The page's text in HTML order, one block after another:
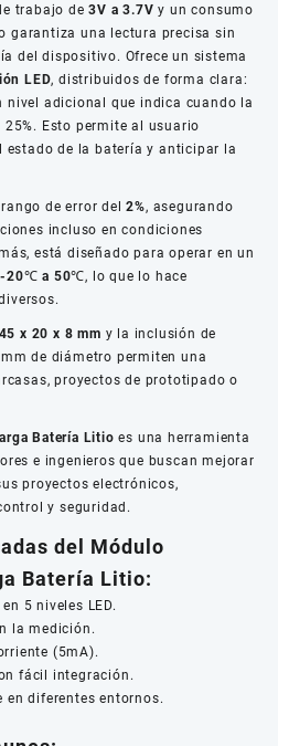
trabajo de3V a 3.7V y un consumo
garantiza una lectura precisa sin
del dispositivo. Ofrece un sistema
LED, distribuidos de forma clara:
nivel adicional que indica cuando la
Esto permite al usuario
estado de la batería y anticipar la
de error del2%, asegurando
incluso en condiciones
está diseñado para operar en un
-20℃ a 50℃, lo que lo hace
45 x 20 x 8 mm y la inclusión de
de diámetro permiten una
proyectos de prototipado o
Batería Litio es una herramienta
e ingenieros que buscan mejorar
proyectos electrónicos,
y seguridad.
del Módulo
Batería Litio:
5 niveles LED.
la medición.
(5mA).
fácil integración.
en diferentes entornos.